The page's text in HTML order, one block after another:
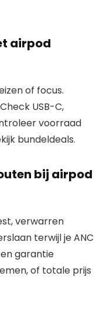
airpod
of focus.
USB-C,
voorraad
bundeldeals.
bij airpod
verwarren
terwijl je ANC
garantie
of totale prijs